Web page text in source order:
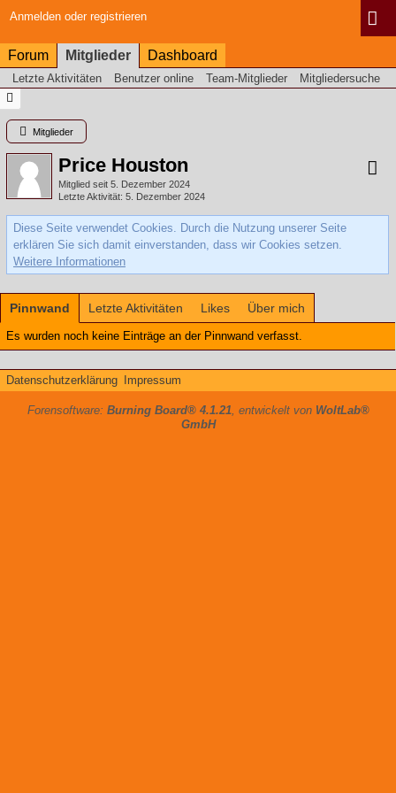
Anmelden oder registrieren
Forum Mitglieder Dashboard
Letzte Aktivitäten Benutzer online Team-Mitglieder Mitgliedersuche
Mitglieder
Price Houston
Mitglied seit 5. Dezember 2024
Letzte Aktivität 5. Dezember 2024
Diese Seite verwendet Cookies. Durch die Nutzung unserer Seite
erklären Sie sich damit einverstanden, dass wir Cookies setzen.
Weitere Informationen
Pinnwand Letzte Aktivitäten Likes Über mich
Es wurden noch keine Einträge an der Pinnwand verfasst.
Datenschutzerklärung Impressum
Forensoftware: Burning Board® 4.1.21, entwickelt von WoltLab®
GmbH